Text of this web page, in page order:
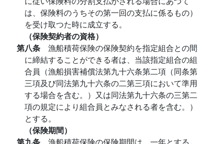
は、保険料のうちその第一回の支払に係るもの）
を受け取つた時に成立する。
（保険契約者の資格）
第八条 漁船積荷保険の保険契約を指定組合との間
に締結することができる者は、当該指定組合の組
合員（漁船損害補償法第九十六条第二項（同条第
三項及び同法第九十六条の二第三項において準用
する場合を含む。）又は同法第九十六条の三第二
項の規定により組合員とみなされる者を含む。）
とする。
（保険期間）